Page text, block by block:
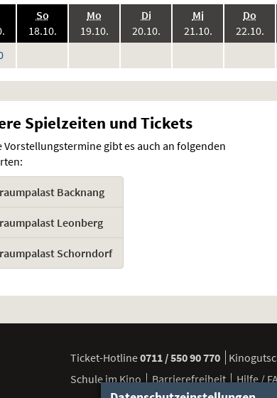
2026:
Uhr
So.,
18.10. 2026:
Vorstellungen
Mo
19.10. 2026:
Vorstellungen
Di.,
20.10. 2026:
Vorstellungen
Mi.,
21.10. 2026:
Vorstellungen
Do
22.10.
Spielzeiten und Tickets
Vorstellungstermine gibt es auch an folgenden
Backnang
Leonberg
Schorndorf
Ticket-Hotline0711 / 550 90 770
Schule im Kino
Barrierefreiheit Hilfe /